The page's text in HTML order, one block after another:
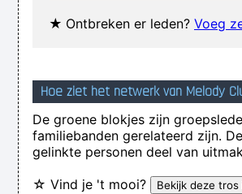
I go to a very
★ Ontbreken er leden? Voeg
Hoe ziet het netwerk van Melody
De groene blokjes zijn
familiebanden gerelateerd zijn.
gelinkte personen deel van
☆ Vind je 't mooi?